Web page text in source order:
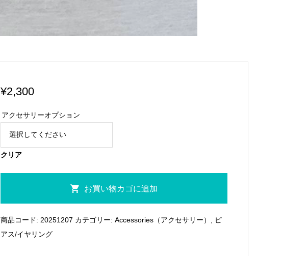
¥2,300
アクセサリーオプション
クリア
個
お買い物カゴに追加
商品コード: 20251207 カテゴリー: Accessories（アクセサリー）
ピ
アス/イヤリング